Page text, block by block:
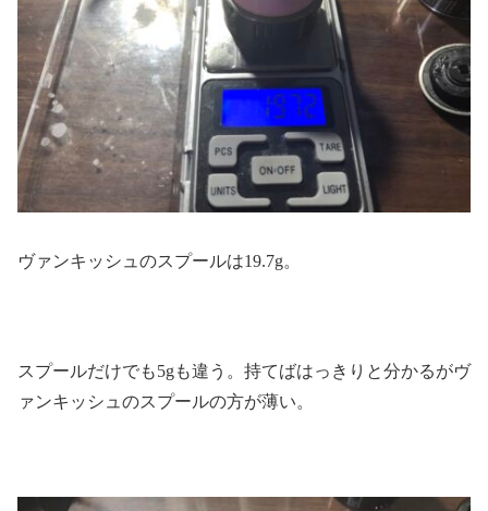
ヴァンキッシュのスプールは19.7g。
スプールだけでも5gも違う。持てばはっきりと分かるがヴ
ァンキッシュのスプールの方が薄い。